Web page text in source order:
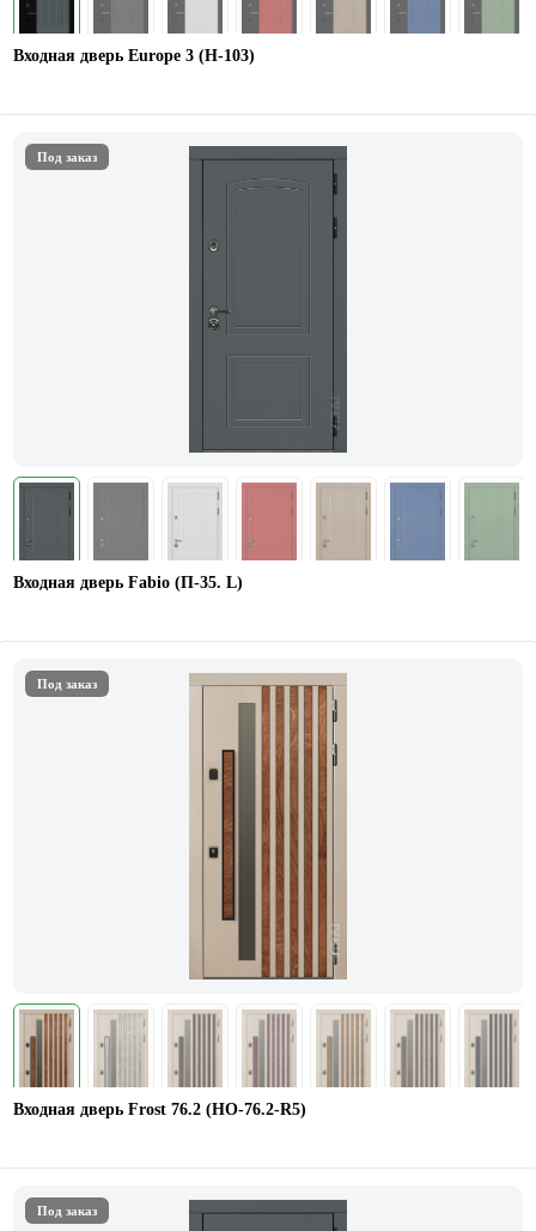
Входная дверь Europe 3 (Н-103)
Под заказ
Входная дверь Fabio (П-35. L)
Под заказ
Входная дверь Frost 76.2 (HO-76.2-R5)
Под заказ